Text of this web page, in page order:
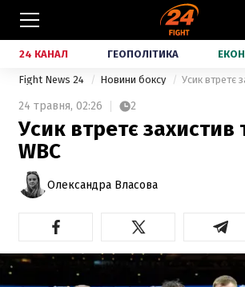
24 КАНАЛ ГЕОПОЛІТИКА
Fight News 24 Новини боксу Усик втретє
24 травня, 02:26 2
Усик втретє захистив
WBC
Олександра Власова